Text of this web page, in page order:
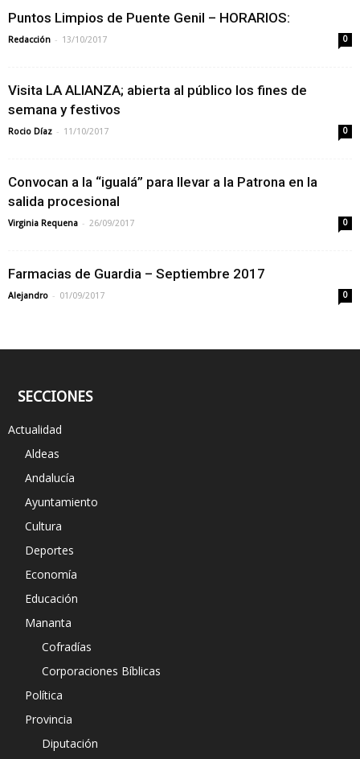
Puntos Limpios de Puente Genil – HORARIOS:
Redacción - 13/10/2017 0
Visita LA ALIANZA; abierta al público los fines de
semana y festivos
Rocio Díaz - 11/10/2017 0
Convocan a la “igualá” para llevar a la Patrona en la
salida procesional
Virginia Requena - 26/09/2017 0
Farmacias de Guardia – Septiembre 2017
Alejandro - 01/09/2017 0
SECCIONES
Actualidad
Aldeas
Andalucía
Ayuntamiento
Cultura
Deportes
Economía
Educación
Mananta
Cofradías
Corporaciones Bíblicas
Política
Provincia
Diputación